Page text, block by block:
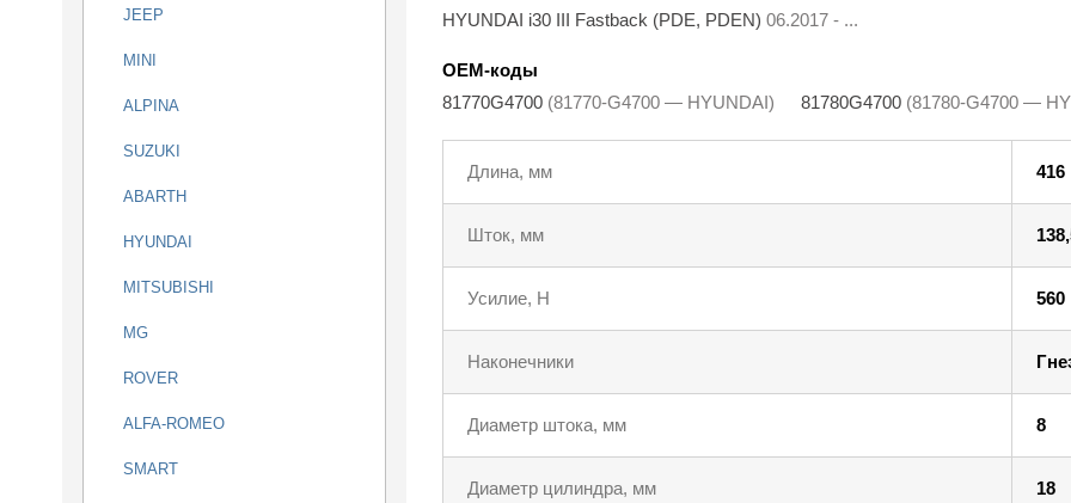
JEEP
MINI
ALPINA
SUZUKI
ABARTH
HYUNDAI
MITSUBISHI
MG
ROVER
ALFA-ROMEO
SMART
HYUNDAI i30 III Fastback (PDE, PDEN) 06.2017 - ...
OEM-коды
81770G4700 (81770-G4700 — HYUNDAI) 81780G4700 (81780-G4700 —
Длина, мм 416
Шток, мм
Усилие, Н 560
Наконечники
Диаметр штока, мм 8
Диаметр цилиндра, мм 18